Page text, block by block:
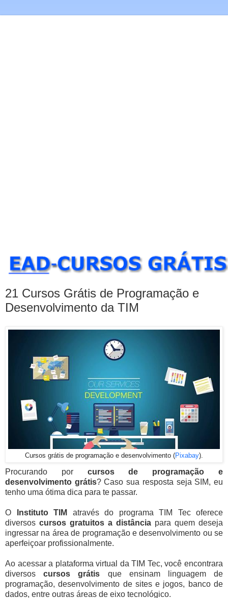
21 Cursos Grátis de Programação e
Desenvolvimento da TIM
Cursos grátis de programação e desenvolvimento (Pixabay).
Procurando por cursos de programação e
desenvolvimento grátis? Caso sua resposta seja SIM, eu
tenho uma ótima dica para te passar.
O Instituto TIM
através do programa TIM Tec oferece
diversos cursos gratuitos a distância para quem deseja
ingressar na área de programação e desenvolvimento ou se
aperfeiçoar profissionalmente.
Ao acessar a plataforma virtual da TIM Tec, você encontrara
diversoscursos grátis que ensinam linguagem de
programação, desenvolvimento de sites e jogos, banco de
dados, entre outras áreas de eixo tecnológico.